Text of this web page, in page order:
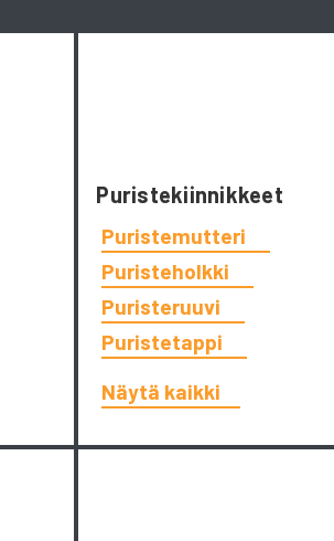
Puristekiinnikkeet
Puristemutteri
Puristeholkki
Puristeruuvi
Puristetappi
Näytä kaikki